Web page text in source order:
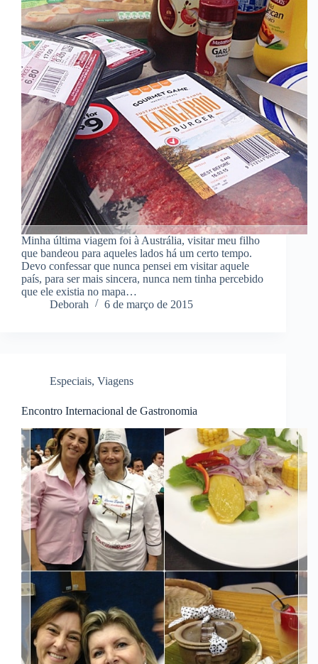
Minha última viagem foi à Austrália, visitar meu filho
que bandeou para aqueles lados há um certo tempo.
Devo confessar que nunca pensei em visitar aquele
país, para ser mais sincera, nunca nem tinha percebido
que ele existia no mapa…
Deborah
6 de março de 2015
Especiais, Viagens
Encontro Internacional de Gastronomia